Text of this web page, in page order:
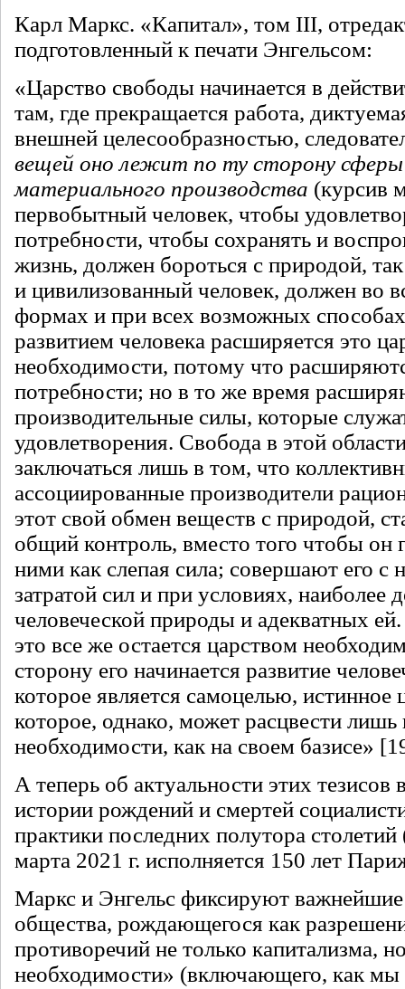
Карл Маркс. «Капитал», том III,
подготовленный к печати Энгельсом:
«Царство свободы начинается в
там, где прекращается работа,
внешней целесообразностью,
вещей оно лежит по ту сторону сферы
материального производства (курсив
первобытный человек, чтобы
потребности, чтобы сохранять и
жизнь, должен бороться с природой,
и цивилизованный человек, должен во
формах и при всех возможных
развитием человека расширяется это
необходимости, потому что
потребности; но в то же время
производительные силы, которые
удовлетворения. Свобода в этой
заключаться лишь в том, что
ассоциированные производители
этот свой обмен веществ с природой,
общий контроль, вместо того чтобы он
ними как слепая сила; совершают его с
затратой сил и при условиях, наиболее
человеческой природы и адекватных
это все же остается царством
сторону его начинается развитие
которое является самоцелью, истинное
которое, однако, может расцвести лишь
необходимости, как на своем базисе»
А теперь об актуальности этих тезисов
истории рождений и смертей
практики последних полутора
марта 2021 г. исполняется 150 лет
Маркс и Энгельс фиксируют
общества, рождающегося как
противоречий не только капитализма,
необходимости» (включающего, как мы